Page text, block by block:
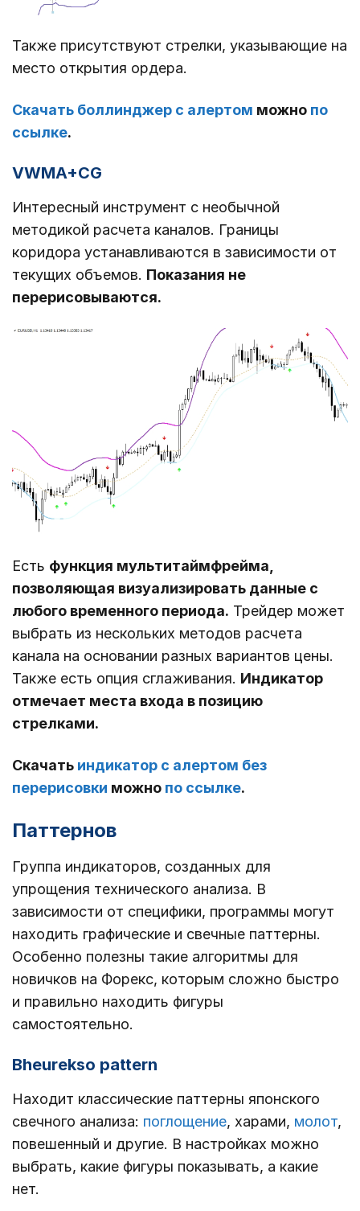
Также присутствуют стрелки, указывающие на
место открытия ордера.
Скачать боллинджер с алертом можно по
ссылке.
VWMA+CG
Интересный инструмент с необычной
методикой расчета каналов. Границы
коридора устанавливаются в зависимости от
текущих объемов. Показания не
перерисовываются.
Есть функция мультитаймфрейма,
позволяющая визуализировать данные с
любого временного периода. Трейдер может
выбрать из нескольких методов расчета
канала на основании разных вариантов цены.
Также есть опция сглаживания. Индикатор
отмечает места входа в позицию
стрелками.
Скачать индикатор с алертом без
перерисовки можно по ссылке.
Паттернов
Группа индикаторов, созданных для
упрощения технического анализа. В
зависимости от специфики, программы могут
находить графические и свечные паттерны.
Особенно полезны такие алгоритмы для
новичков на Форекс, которым сложно быстро
и правильно находить фигуры
самостоятельно.
Bheurekso pattern
Находит классические паттерны японского
свечного анализа: поглощение, харами, молот,
повешенный и другие. В настройках можно
выбрать, какие фигуры показывать, а какие
нет.